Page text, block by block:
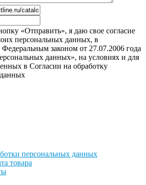
«Отправить», я даю свое согласие
персональных данных, в
Федеральным законом от 27.07.2006 года
данных», на условиях и для
в Согласии на обработку
персональных данных
товара